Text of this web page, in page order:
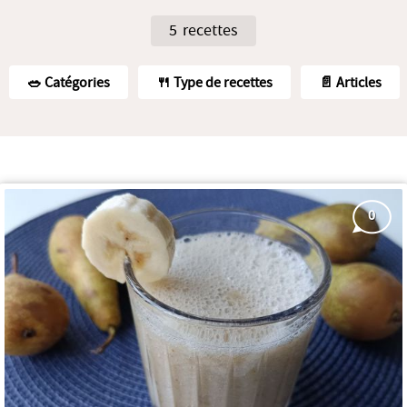
5 recettes
🥗️ Catégories 🍴 Type de recettes 📄 Articles
0